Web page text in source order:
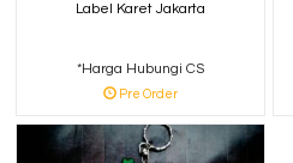
Label Karet Jakarta
*Harga Hubungi CS
Pre Order